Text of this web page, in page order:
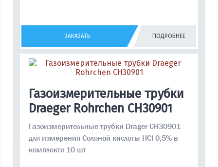
ЗАКАЗАТЬ ПОДРОБНЕЕ
Газоизмерительные трубки
Draeger Rohrchen CH30901
Газоизмерительные трубки Drager CH30901
для измерения Cоляной кислоты HCl 0,5% в
комплекте 10 шт